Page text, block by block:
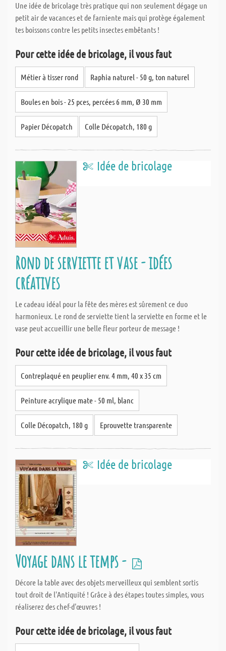
Une idée de bricolage très pratique qui non seulement dégage un
petit air de vacances et de farniente mais qui protège également
tes boissons contre les petits insectes embêtants !
Pour cette idée de bricolage, il vous faut
Métier à tisser rond Raphia naturel - 50 g, ton naturel
Boules en bois - 25 pces, percées 6 mm, Ø 30 mm
Papier Décopatch Colle Décopatch, 180 g
Idée de bricolage
Rond de serviette et vase - idées
créatives
Le cadeau idéal pour la fête des mères est sûrement ce duo
harmonieux. Le rond de serviette tient la serviette en forme et le
vase peut accueillir une belle fleur porteur de message !
Pour cette idée de bricolage, il vous faut
Contreplaqué en peuplier env. 4 mm, 40 x 35 cm
Peinture acrylique mate - 50 ml, blanc
Colle Décopatch, 180 g Eprouvette transparente
Idée de bricolage
Voyage dans le temps -
Décore la table avec des objets merveilleux qui semblent sortis
tout droit de l'Antiquité ! Grâce à des étapes toutes simples, vous
réaliserez des chef-d'œuvres !
Pour cette idée de bricolage, il vous faut